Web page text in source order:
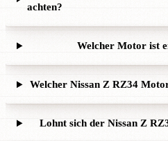
achten?
Welcher Motor ist
Welcher Nissan Z RZ34
Lohnt sich der Nissan Z